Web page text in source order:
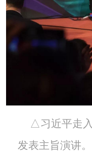
△习近平走入
发表主旨演讲